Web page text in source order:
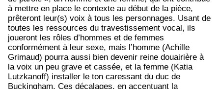
à mettre en place le contexte au début de la pièce,
prêteront leur(s) voix à tous les personnages. Usant de
toutes les ressources du travestissement vocal, ils
joueront les rôles d’hommes et de femmes
conformément à leur sexe, mais l’homme (Achille
Grimaud) pourra aussi bien devenir reine douairière à
la voix un peu grave et cassée, et la femme (Katia
Lutzkanoff) installer le ton caressant du duc de
Buckingham. Ces décalages, en accentuant la